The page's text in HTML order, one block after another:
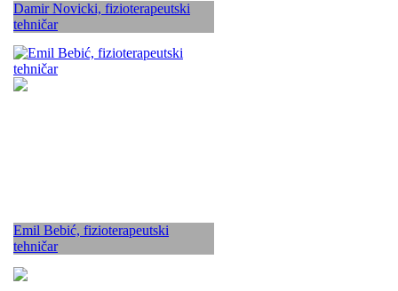
Damir Novicki, fizioterapeutski
tehničar
Emil Bebić, fizioterapeutski
tehničar